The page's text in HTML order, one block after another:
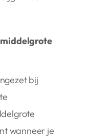
middelgrote
bij
wanneer je